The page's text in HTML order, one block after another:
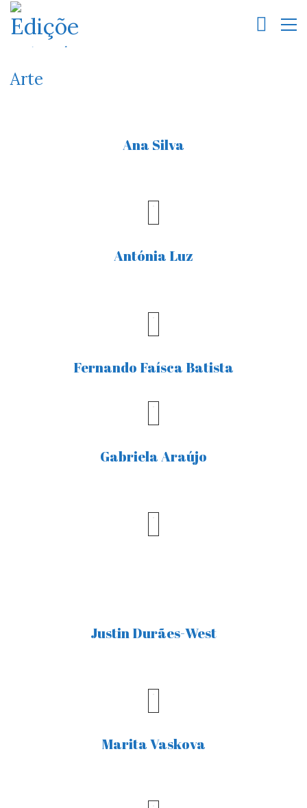
Arte
Ana Silva
Antónia Luz
Fernando Faísca Batista
Gabriela Araújo
Justin Durães-West
Marita Vaskova